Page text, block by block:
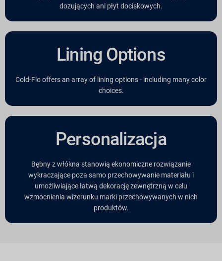
dozujących ani płyt dociskowych.
Lining Options
Cold-Flo offers an array of lining options - including many color
choices.
Personalizacja
Bębny z włókna stanowią ekonomiczne rozwiązanie
wykraczające poza samo przechowywanie materiału i
umożliwiające łatwą dekorację zewnętrzną w celu
wzmocnienia wizerunku marki przechowywanych w nich
produktów.